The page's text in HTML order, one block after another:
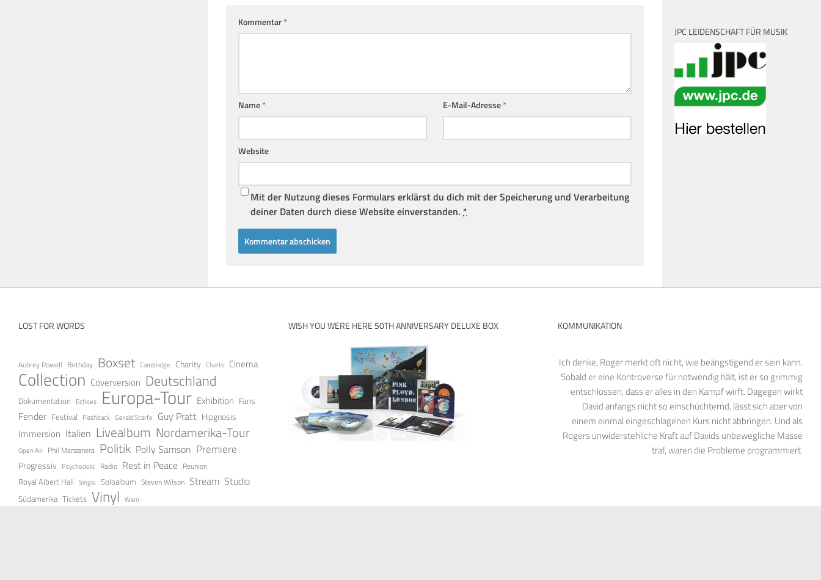
Kommentar*
Name* E-Mail-Adresse*
Website
Mit der Nutzung dieses Formulars erklärst du dich mit der Speicherung und Verarbeitung
deiner Daten durch diese Website einverstanden. *
JPC LEIDENSCHAFT FÜR MUSIK
LOST FOR WORDS
Aubrey Powell Birthday Boxset Cambridge Charity Charts Cinema
Collection Coverversion Deutschland
Dokumentation Echoes Europa-Tour Exhibition Fans
Fender Festival Flashback Gerald Scarfe Guy Pratt Hipgnosis
Immersion Italien Livealbum Nordamerika-Tour
Open Air Phil Manzanera Politik Polly Samson Premiere
Progressiv Psychedelic Radio Rest in Peace Reunion
Royal Albert Hall Single Soloalbum Steven Wilson Stream Studio
Südamerika Tickets Vinyl Wien
WISH YOU WERE HERE 50TH ANNIVERSARY DELUXE BOX KOMMUNIKATION
Ich denke, Roger merkt oft nicht, wie beängstigend er sein kann.
Sobald er eine Kontroverse für notwendig hält, ist er so grimmig
entschlossen, dass er alles in den Kampf wirft. Dagegen wirkt
David anfangs nicht so einschüchternd, lässt sich aber von
einem einmal eingeschlagenen Kurs nicht abbringen. Und als
Rogers unwiderstehliche Kraft auf Davids unbewegliche Masse
traf, waren die Probleme programmiert.